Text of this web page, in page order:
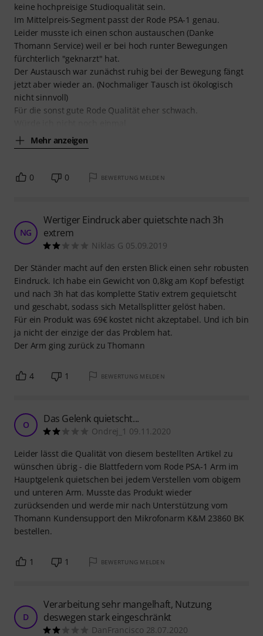
keine hochpreisige Studioqualität sein.
Im Mittelpreis-Segment passt der Rode PSA-1 genau.
Leider musste ich einen schon austauschen (Danke
Thomann Service) weil er bei hoch runter Bewegungen
fürchterlich "geknarzt" hat.
Der Austausch war zunächst ruhig bei der Bewegung fängt
jetzt aber wieder an. (Nochmaliger Tausch ist ökologisch
nicht sinnvoll)
Für die sonst gute Rode Qualität eher schwach.
Mehr anzeigen
0 0 BEWERTUNG MELDEN
NG
Wertiger Eindruck aber quietschte nach 3h
extrem
Niklas G 05.09.2019
Der Ständer macht auf den ersten Blick einen sehr robusten
Eindruck. Ich habe ein Gewicht von 0,8kg am Kopf befestigt
und nach 3h hat das komplette Stativ extrem gequietscht
und geschabt, sodass sich Metallsplitter gelöst haben.
Für ein Produkt was 69€ kostet nicht akzeptabel. Und ich bin
ja nicht der einzige der das Problem hat.
Der Arm ging zurück zu Thomann
4 1 BEWERTUNG MELDEN
O Das Gelenk quietscht...
Ondrej_1 09.11.2020
Leider lässt die Qualität von diesem bestellten Artikel zu
wünschen übrig - die Blattfedern vom Rode PSA-1 Arm im
Hauptgelenk quietschen bei jedem Verstellen vom obigem
und unteren Arm. Musste das Produkt wieder
zurücksenden und werde mir nach Unterstützung vom
Thomann Kundensupport den Mikrofonarm K&M 23860 BK
bestellen.
1 1 BEWERTUNG MELDEN
D
Verarbeitung sehr mangelhaft, Nutzung
deswegen stark eingeschränkt
DanFrancisco 28.07.2020